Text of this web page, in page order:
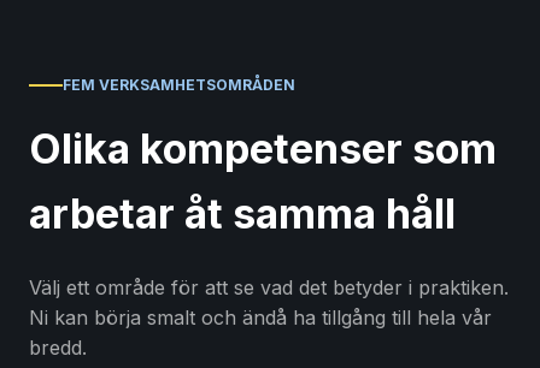
FEM VERKSAMHETSOMRÅDEN
Olika kompetenser som
arbetar åt samma håll
Välj ett område för att se vad det betyder i praktiken.
Ni kan börja smalt och ändå ha tillgång till hela vår
bredd.